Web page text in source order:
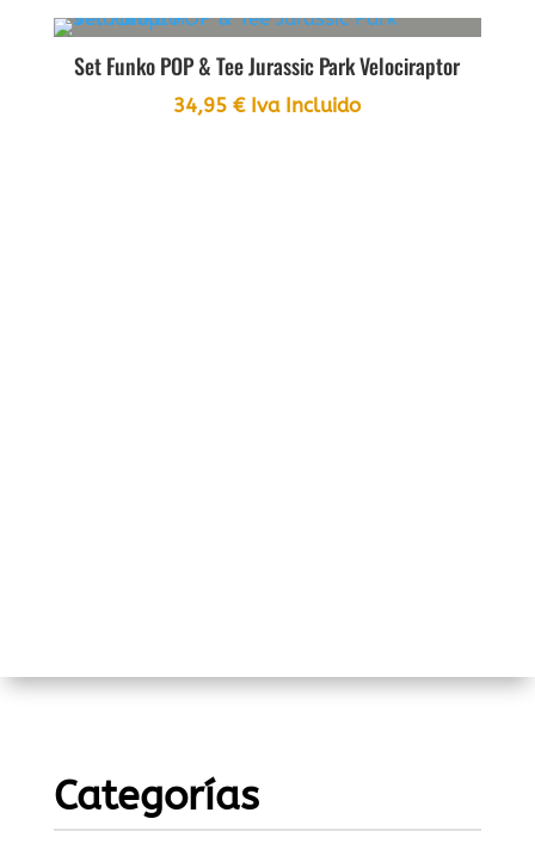
Set Funko POP & Tee Jurassic Park Velociraptor
34,95€ Iva Incluido
Categorías